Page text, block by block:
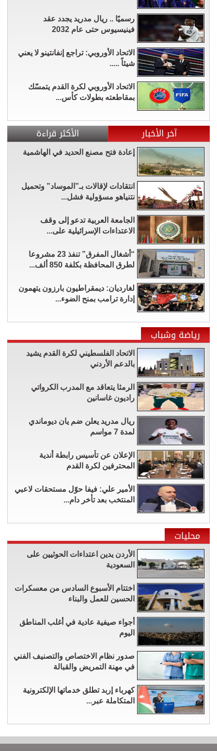
رسميًا .. ريال مدريد يجدد عقد
فينيسيوس حتى عام 2032
الاتحاد الأوروبي: تراجع إنفانتينو لا يعني
شيئاً .....
الاتحاد الأوروبي لكرة القدم يتمسّك
بمقاطعته بطولات كأس...
آخر الأخبار الأكثر قراءة
إعادة فتح مصنع الحديد في الهاشمية
انتقادات لإقالات بـ”الموساد” وتحميل
نتنياهو مسؤولية فشل...
الجامعة العربية تدعو إلى وقف
الاعتداءات الإسرائيلية على...
“أشغال المفرق” تنفذ 23 مشروعا
لطرق المحافظة بكلفة 850 ألف...
لغارديان: ديمقراطيون بارزون يتهمون
إدارة ترامب بمنح الضوء...
رياضة وشباب
الاتحاد الفلسطيني لكرة القدم يشيد
بالدعم الأردني
الرمثا يتعاقد مع المدرب الكرواتي
راديون غاسانين
ريال مدريد يعلن ضم يان ديوماندي
لمدة 7 مواسم
الإعلان عن تأسيس رابطة أندية
المحترفين لكرة القدم
الأمير علي: فيفا حوّل مستحقات لاعبي
المنتخب بعد تأخر دام...
محليات
الأردن يدين اعتداءات الحوثيين على
السعودية
اختتام الأسبوع السادس من معسكرات
الحسين للعمل والبناء
أجواء صيفية عادية في أغلب المناطق
اليوم
صدور نظام الاختصاص والتصنيف الفني
في مهنة التمريض والقبالة
كهرباء إربد تطلق خدماتها الإلكترونية
المتكاملة عبر...